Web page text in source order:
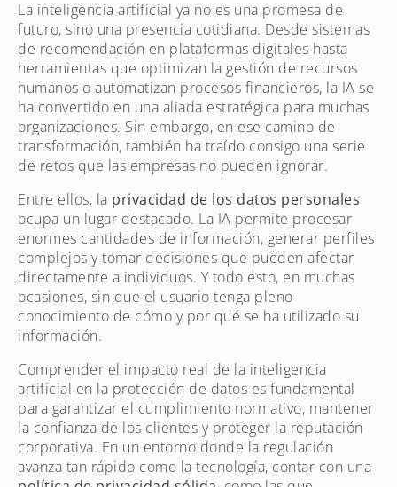
La inteligencia artificial ya no es una promesa de
futuro, sino una presencia cotidiana. Desde sistemas
de recomendación en plataformas digitales hasta
herramientas que optimizan la gestión de recursos
humanos o automatizan procesos financieros, la IA se
ha convertido en una aliada estratégica para muchas
organizaciones. Sin embargo, en ese camino de
transformación, también ha traído consigo una serie
de retos que las empresas no pueden ignorar.
Entre ellos, la privacidad de los datos personales
ocupa un lugar destacado. La IA permite procesar
enormes cantidades de información, generar perfiles
complejos y tomar decisiones que pueden afectar
directamente a individuos. Y todo esto, en muchas
ocasiones, sin que el usuario tenga pleno
conocimiento de cómo y por qué se ha utilizado su
información.
Comprender el impacto real de la inteligencia
artificial en la protección de datos es fundamental
para garantizar el cumplimiento normativo, mantener
la confianza de los clientes y proteger la reputación
corporativa. En un entorno donde la regulación
avanza tan rápido como la tecnología, contar con una